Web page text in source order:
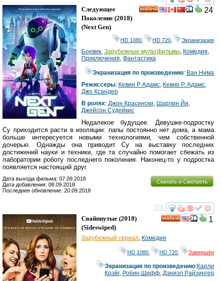
смотреть
24
Следующее
Поколение (2018)
(Next Gen)
HD 1080 HD 720 Экранизация
Боевик Зарубежные мультфильмы Комедия
Приключения Фантастика
Экранизация по произведению: Ван Нима
Режиссеры: Кевин Р Адамс Кевин Р. Адамс
Джо Ксандер
В ролях: Джон Красински Шарлин Йи
Джейсон Судейкис
Недалекое будущее. Девушке-подростку
Су приходится расти в изоляции: папы постоянно нет дома, а мама
больше интересуется новыми технологиями, чем собственной
дочерью. Однажды она приводит Су на выставку последних
достижений науки и техники, где та случайно помогает сбежать из
лаборатории роботу последнего поколения. Наконец-то у подростка
появляется настоящий друг.
Скачать и Смотреть
Дата выхода фильма: 07.09.2018
Дата добавления: 08.09.2018
Последнее обновление: 20.09.2018
смотреть
1
Свайпнутые (2018)
(Sideswiped)
Зарубежный сериал, Комедия
HD 1080 HD 720 Завершён
Экранизация по произведению:Карли
Крэйг, Робин Шифф,Дэниэл Райзингер